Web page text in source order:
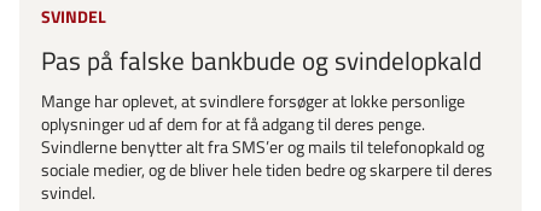
SVINDEL
Pas på falske bankbude og svindelopkald
Mange har oplevet, at svindlere forsøger at lokke personlige
oplysninger ud af dem for at få adgang til deres penge.
Svindlerne benytter alt fra SMS’er og mails til telefonopkald og
sociale medier, og de bliver hele tiden bedre og skarpere til deres
svindel.